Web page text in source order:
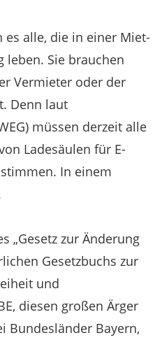
alle, die in einer Miet-
leben. Sie brauchen
Vermieter oder der
Denn laut
müssen derzeit alle
Ladesäulen für E-
In einem
„Gesetz zur Änderung
Gesetzbuchs zur
und
diesen großen Ärger
Bundesländer Bayern,